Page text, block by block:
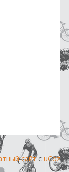
сайтс uCoz